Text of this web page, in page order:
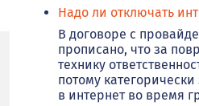
Надо ли отключать
В договоре с
прописано, что за
технику
потому
в интернет во время